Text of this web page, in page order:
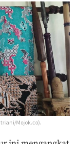
Mojok.co).